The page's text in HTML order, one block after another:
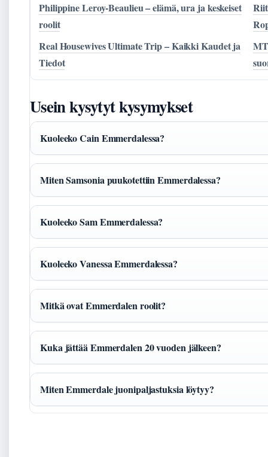
Philippine Leroy-Beaulieu – elämä, ura ja keskeiset
roolit
Real Housewives Ultimate Trip – Kaikki Kaudet ja
Tiedot
Usein kysytyt kysymykset
Kuoleeko Cain Emmerdalessa?
Miten Samsonia puukotettiin Emmerdalessa?
Kuoleeko Sam Emmerdalessa?
Kuoleeko Vanessa Emmerdalessa?
Mitkä ovat Emmerdalen roolit?
Kuka jättää Emmerdalen 20 vuoden jälkeen?
Miten Emmerdale juonipaljastuksia löytyy?